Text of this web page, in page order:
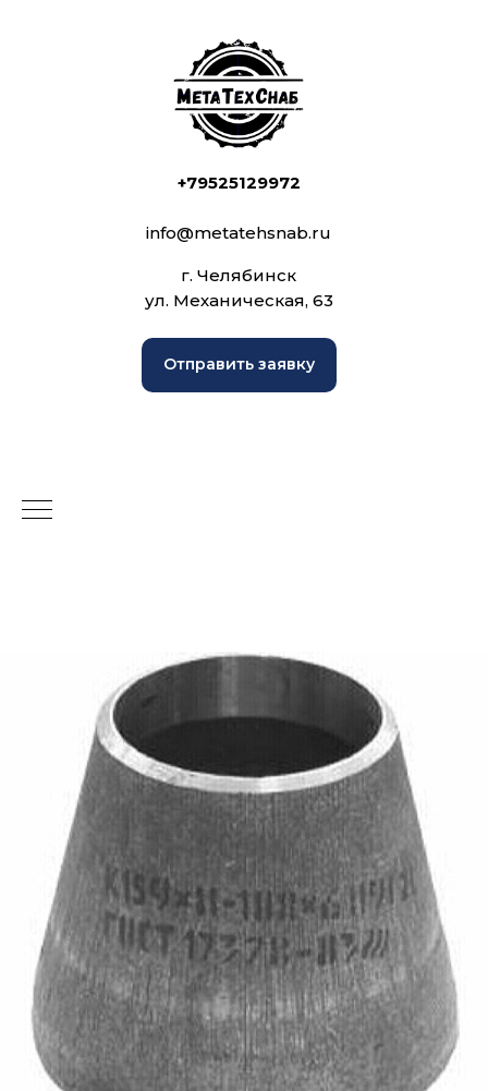
+79525129972
info@metatehsnab.ru
г. Челябинск
ул. Механическая, 63
Отправить заявку